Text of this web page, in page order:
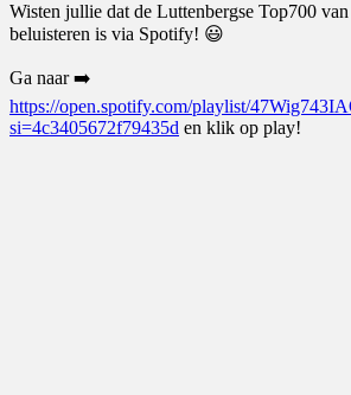
Wisten jullie dat de Luttenbergse Top700
beluisteren is via Spotify! 😃
Ga naar ➡️
https://open.spotify.com/playlist/
si=4c3405672f79435d en klik op play!